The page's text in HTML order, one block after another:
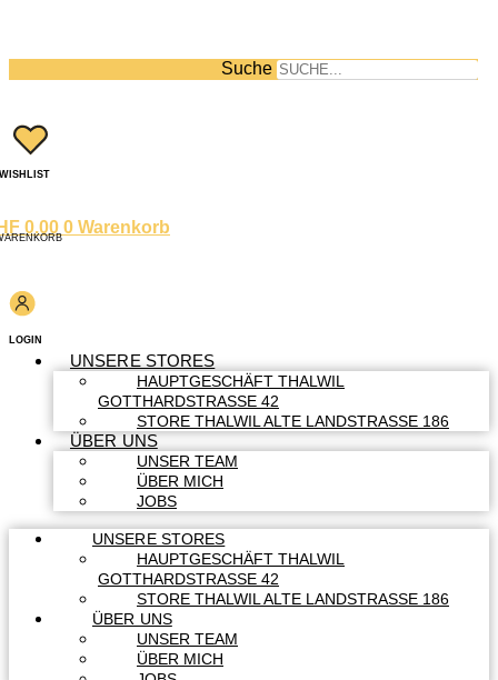
Suche
WISHLIST
0.00 0 Warenkorb
LOGIN
UNSERE STORES
HAUPTGESCHÄFT THALWIL
GOTTHARDSTRASSE 42
STORE THALWIL ALTE LANDSTRASSE 186
ÜBER UNS
UNSER TEAM
ÜBER MICH
JOBS
UNSERE STORES
HAUPTGESCHÄFT THALWIL
GOTTHARDSTRASSE 42
STORE THALWIL ALTE LANDSTRASSE 186
ÜBER UNS
UNSER TEAM
ÜBER MICH